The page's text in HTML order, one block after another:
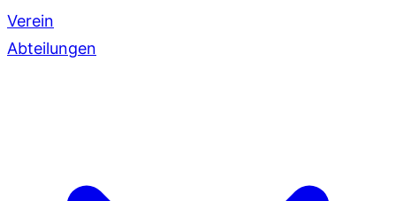
Verein
Abteilungen